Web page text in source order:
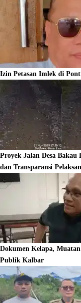
Izin Petasan Imlek di
Proyek Jalan Desa
dan Transparansi
Dokumen Kelapa,
Publik Kalbar